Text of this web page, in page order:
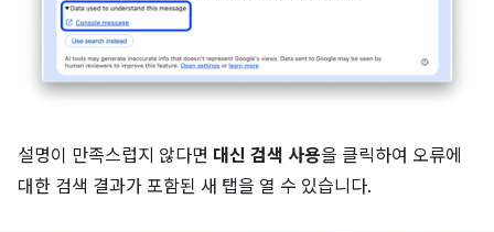
설명이 만족스럽지 않다면 대신 검색 사용을 클릭하여 오류에
대한 검색 결과가 포함된 새 탭을 열 수 있습니다.